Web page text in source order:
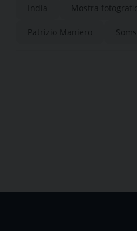
India Mostra
Patrizio Maniero Somsi